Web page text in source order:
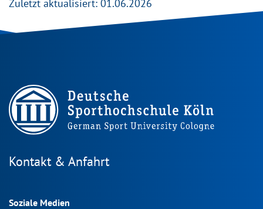
Zuletzt aktualisiert: 01.06.2026
Kontakt & Anfahrt
Soziale Medien